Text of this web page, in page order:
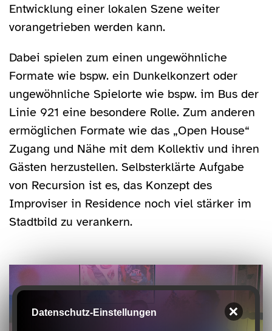
Entwicklung einer lokalen Szene weiter
vorangetrieben werden kann.
Dabei spielen zum einen ungewöhnliche
Formate wie bspw. ein Dunkelkonzert oder
ungewöhnliche Spielorte wie bspw. im Bus der
Linie 921 eine besondere Rolle. Zum anderen
ermöglichen Formate wie das „Open House“
Zugang und Nähe mit dem Kollektiv und ihren
Gästen herzustellen. Selbsterklärte Aufgabe
von Recursion ist es, das Konzept des
Improviser in Residence noch viel stärker im
Stadtbild zu verankern.
Datenschutz-Einstellungen